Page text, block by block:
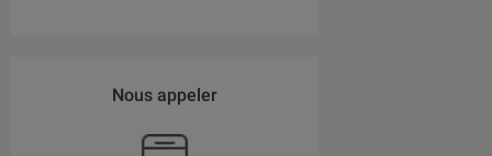
Nous appeler